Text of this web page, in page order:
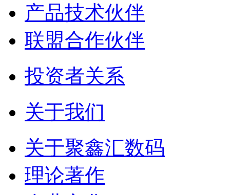
产品技术伙伴
联盟合作伙伴
投资者关系
关于我们
关于聚鑫汇数码
理论著作